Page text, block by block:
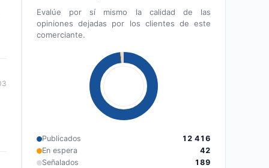
Evalúe por sí mismo la calidad de las
opiniones dejadas por los clientes de este
comerciante.
Publicados
12 416
En espera
42
Señalados
189